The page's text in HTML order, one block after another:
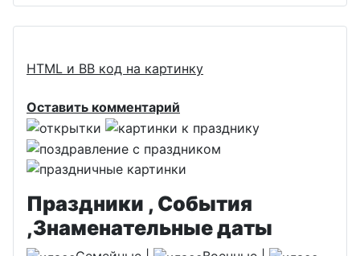
HTML и BB код на картинку
Оставить комментарий
Праздники , События
,Знаменательные даты